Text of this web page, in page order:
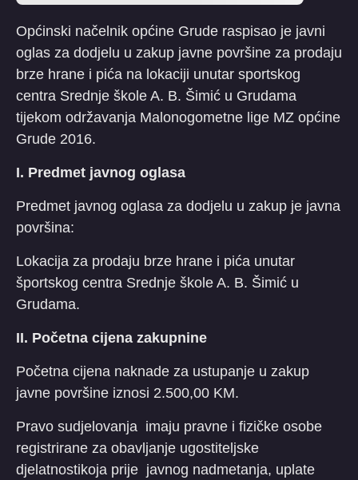
Općinski načelnik općine Grude raspisao je javni
oglas za dodjelu u zakup javne površine za prodaju
brze hrane i pića na lokaciji unutar sportskog
centra Srednje škole A. B. Šimić u Grudama
tijekom održavanja Malonogometne lige MZ općine
Grude 2016.
I. Predmet javnog oglasa
Predmet javnog oglasa za dodjelu u zakup je javna
površina:
Lokacija za prodaju brze hrane i pića unutar
športskog centra Srednje škole A. B. Šimić u
Grudama.
II. Početna cijena zakupnine
Početna cijena naknade za ustupanje u zakup
javne površine iznosi 2.500,00 KM.
Pravo sudjelovanja imaju pravne i fizičke osobe
registrirane za obavljanje ugostiteljske
djelatnostikoja prije javnog nadmetanja, uplate